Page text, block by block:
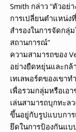
Smith กล่าว “ตัวอย่
การเปลี่ยนตำแหน่ง
สำรองในการจัดกลุ่
สถานการณ์”
ความสามารถของ
อย่างยืดหยุ่นและกล้
เทเลพอร์ตของเขา
เพื่อรวมกลุ่มหรือเอ
เล่นสามารถบุกทะล
ขึ้นอยู่กับรูปแบบการ
ยึดในการป้องกันแ